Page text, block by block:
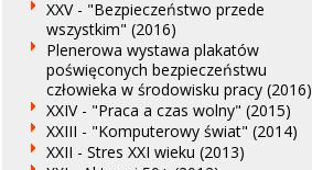
XXV - "Bezpieczeństwo przede
wszystkim" (2016)
Plenerowa wystawa plakatów
poświęconych bezpieczeństwu
człowieka w środowisku pracy (2016)
XXIV - "Praca a czas wolny" (2015)
XXIII - "Komputerowy świat" (2014)
XXII - Stres XXI wieku (2013)